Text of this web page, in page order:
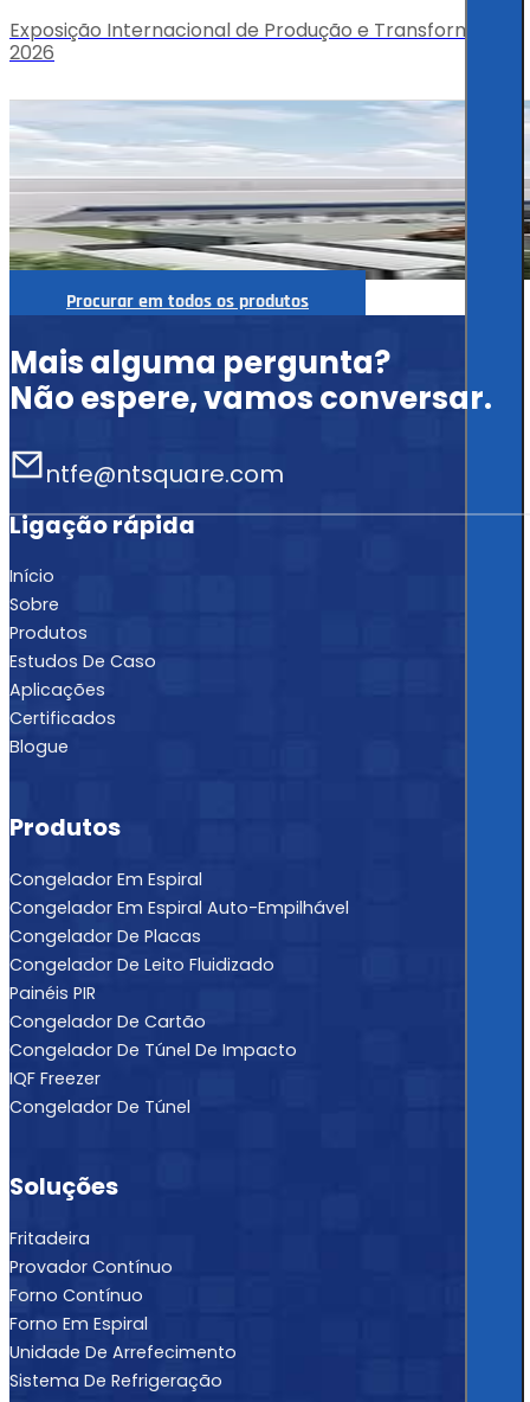
Exposição Internacional de Produção e Transformação
2026
Procurar em todos os produtos
Mais alguma pergunta?
Não espere, vamos conversar.
ntfe@ntsquare.com
Ligação rápida
Início
Sobre
Produtos
Estudos De Caso
Aplicações
Certificados
Blogue
Produtos
Congelador Em Espiral
Congelador Em Espiral Auto-Empilhável
Congelador De Placas
Congelador De Leito Fluidizado
Painéis PIR
Congelador De Cartão
Congelador De Túnel De Impacto
IQF Freezer
Congelador De Túnel
Soluções
Fritadeira
Provador Contínuo
Forno Contínuo
Forno Em Espiral
Unidade De Arrefecimento
Sistema De Refrigeração